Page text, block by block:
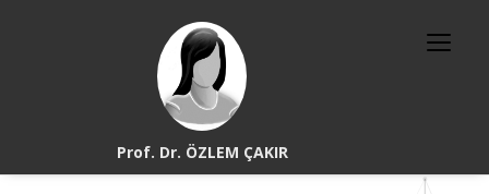
Prof. Dr. ÖZLEM ÇAKIR